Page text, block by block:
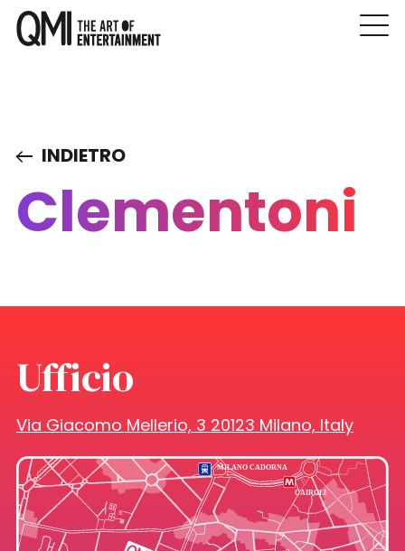
INDIETRO
Clementoni
Ufficio
Via Giacomo Mellerio, 3 20123 Milano, Italy